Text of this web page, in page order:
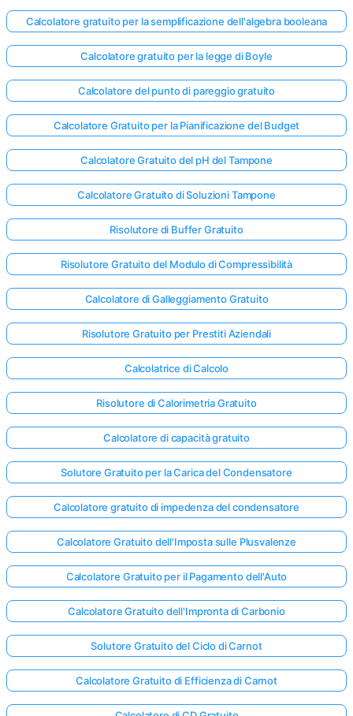
Calcolatore gratuito per la semplificazione dell'algebra booleana
Calcolatore gratuito per la legge di Boyle
Calcolatore del punto di pareggio gratuito
Calcolatore Gratuito per la Pianificazione del Budget
Calcolatore Gratuito del pH del Tampone
Calcolatore Gratuito di Soluzioni Tampone
Risolutore di Buffer Gratuito
Risolutore Gratuito del Modulo di Compressibilità
Calcolatore di Galleggiamento Gratuito
Risolutore Gratuito per Prestiti Aziendali
Calcolatrice di Calcolo
Risolutore di Calorimetria Gratuito
Calcolatore di capacità gratuito
Solutore Gratuito per la Carica del Condensatore
Calcolatore gratuito di impedenza del condensatore
Calcolatore Gratuito dell'Imposta sulle Plusvalenze
Calcolatore Gratuito per il Pagamento dell'Auto
Calcolatore Gratuito dell'Impronta di Carbonio
Solutore Gratuito del Ciclo di Carnot
Calcolatore Gratuito di Efficienza di Carnot